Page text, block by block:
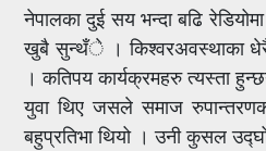
नेपालका दुई सय भन्दा बढि
खुबै सुन्थँे । किश्वरअवस्थाका धेरै
। कतिपय कार्यक्रमहरु त्यस्ता
युवा थिए जसले समाज
बहुप्रतिभा थियो । उनी कुसल